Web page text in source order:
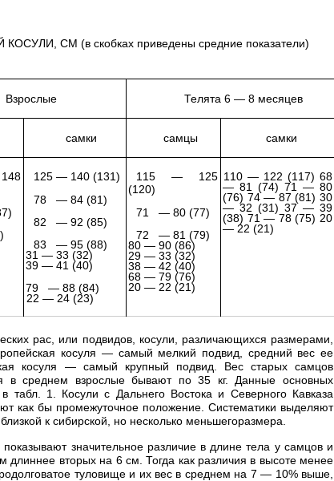
СМ (в скобках приведены средние показатели)
Взрослые Телята 6 — 8 месяцев
самки самцы самки
125 — 140 (131)
78 — 84 (81)
82 — 92 (85)
83 — 95 (88)
31 — 33 (32)
39 — 41 (40)
79 — 88 (84)
22 — 24 (23)
115 — 125
(120)
71 — 80 (77)
72 — 81 (79)
80 — 90 (86)
29 — 33 (32)
38 — 42 (40)
68 — 79 (76)
20 — 22 (21)
110 — 122 (117) 68
— 81 (74) 71 — 80
(76) 74 — 87 (81) 30
— 32 (31) 37 — 39
(38) 71 — 78 (75) 20
— 22 (21)
рас, или подвидов, косули, различающихся размерами,
косуля — самый мелкий подвид, средний вес ее
косуля — самый крупный подвид. Вес старых самцов
в среднем взрослые бывают по 35 кг. Данные основных
табл. 1. Косули с Дальнего Востока и Северного Кавказа
как бы промежуточное положение. Систематики выделяют
к сибирской, но несколько меньшегоразмера.
значительное различие в длине тела у самцов и
вторых на 6 см. Тогда как различия в высоте менее
туловище и их вес в среднем на 7 — 10% выше,